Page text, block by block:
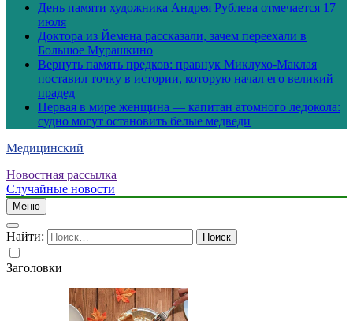
День памяти художника Андрея Рублева отмечается 17
июля
Доктора из Йемена рассказали, зачем переехали в
Большое Мурашкино
Вернуть память предков: правнук Миклухо-Маклая
поставил точку в истории, которую начал его великий
прадед
Первая в мире женщина — капитан атомного ледокола:
судно могут остановить белые медведи
Медицинский
Новостная рассылка
Случайные новости
Меню
Найти:
Заголовки